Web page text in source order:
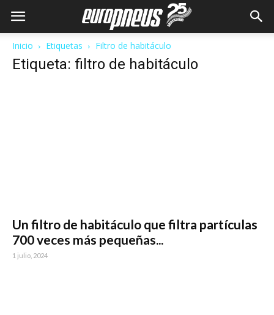
Inicio Etiquetas Filtro de habitáculo
Etiqueta: filtro de habitáculo
Un filtro de habitáculo que filtra partículas
700 veces más pequeñas...
1 julio, 2024